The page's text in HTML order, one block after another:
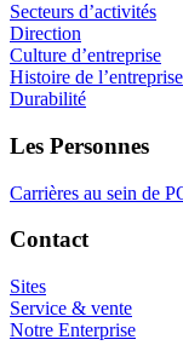
Secteurs d’activités
Direction
Culture d’entreprise
Histoire de l’entreprise
Durabilité
Les Personnes
Carrières au sein de
Contact
Sites
Service & vente
Notre Enterprise